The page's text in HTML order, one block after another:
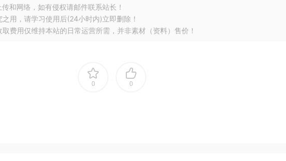
和网络，如有侵权请邮件联系站长！
用，请学习使用后(24小时内)立即删除！
费用仅维持本站的日常运营所需，并非素材（资料）售价！
0 0